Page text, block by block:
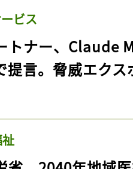
ビス
トナー、Claude
提言。脅威エク